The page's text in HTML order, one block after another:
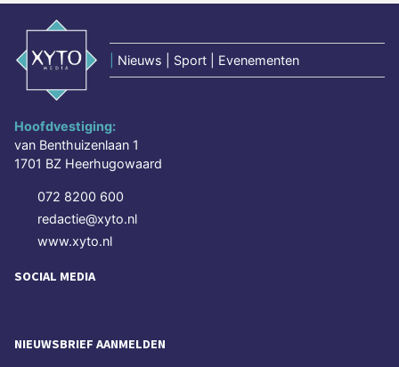
Nieuws | Sport | Evenementen
Hoofdvestiging:
van Benthuizenlaan 1
1701 BZ Heerhugowaard
072 8200 600
redactie@xyto.nl
www.xyto.nl
SOCIAL MEDIA
NIEUWSBRIEF AANMELDEN